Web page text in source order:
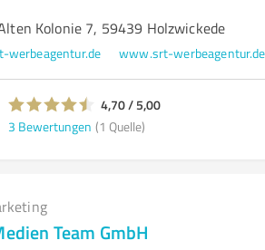
Kolonie 7, 59439 Holzwickede
werbeagentur.de www.srt-
4,70 / 5,00
3 Bewertungen (1 Quelle)
Team GmbH